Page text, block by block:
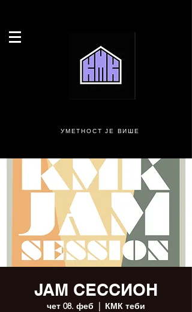
УМЕТНОСТ ЈЕ ВИШЕ
ЈАМ СЕССИОН
чет 08. феб
  |
КМК теби